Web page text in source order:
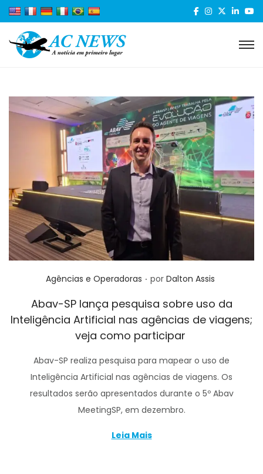
Posted in
Agências e Operadoras . por Dalton Assis
Abav-SP lança pesquisa sobre uso da
Inteligência Artificial nas agências de viagens;
veja como participar
Abav-SP realiza pesquisa para mapear o uso de
Inteligência Artificial nas agências de viagens. Os
resultados serão apresentados durante o 5º Abav
MeetingSP, em dezembro.
Leia Mais